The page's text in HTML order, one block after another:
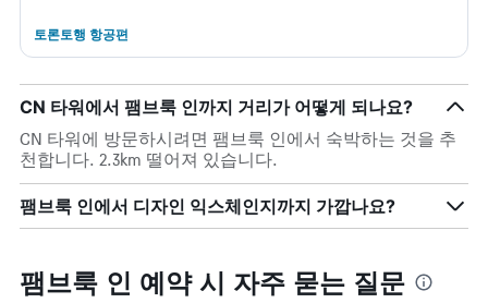
토론토행 항공편
CN 타워에서 팸브룩 인까지 거리가 어떻게 되나요?
CN 타워에 방문하시려면 팸브룩 인에서 숙박하는 것을 추
천합니다. 2.3km 떨어져 있습니다.
팸브룩 인에서 디자인 익스체인지까지 가깝나요?
팸브룩 인 예약 시 자주 묻는 질문